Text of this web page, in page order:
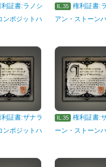
利証書:ラノシ
ンポジットハ
IL.35
権利証書:
アン・ストーン
利証書:ザナラ
ンポジットハ
IL.35
権利証書:
ーン・ストーン